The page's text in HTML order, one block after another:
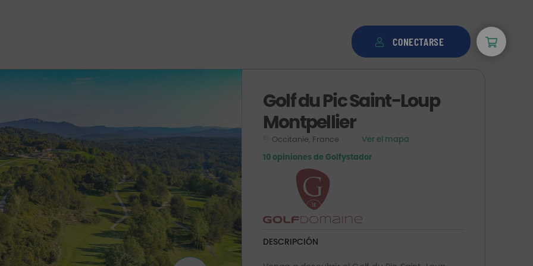
CONECTARSE
Golf du Pic Saint-Loup
Montpellier
Occitanie, France
Ver el mapa
10 opiniones de Golfystador
DESCRIPCIÓN